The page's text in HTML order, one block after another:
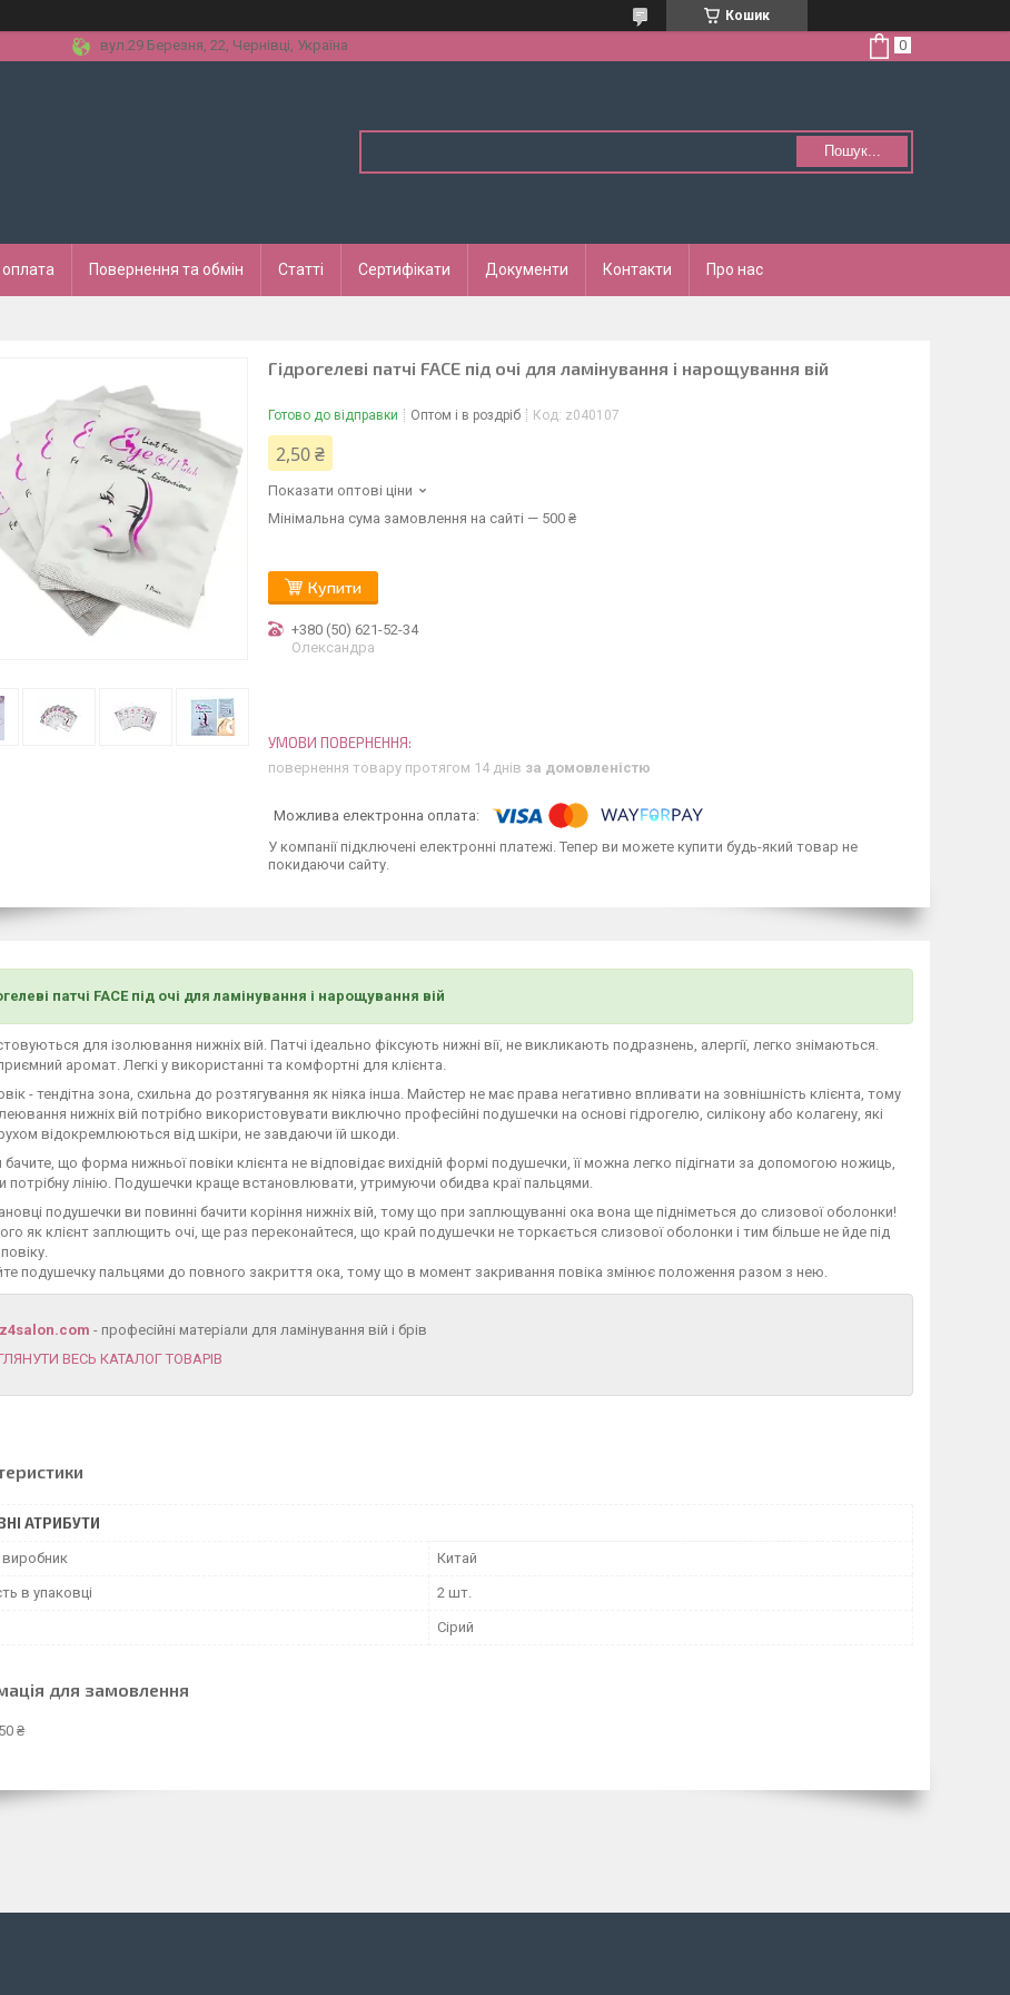
Кошик
вул.29 Березня, 22, Чернівці, Україна
Пошук...
Повернення та обмін Статті Сертифікати Документи Контакти Про нас
Гідрогелеві патчі FACE під очі для ламінування і нарощування вій
Готово до відправки Оптом і в роздріб Код: z040107
2,50 ₴
Показати оптові ціни
Мінімальна сума замовлення на сайті — 500 ₴
Купити
+380 (50) 621-52-34
Олександра
повернення товару протягом 14 днів за домовленістю
У компанії підключені електронні платежі. Тепер ви можете купити будь-який товар не
покидаючи сайту.
патчі FACE під очі для ламінування і нарощування вій
для ізолювання нижніх вій. Патчі ідеально фіксують нижні вії, не викликають подразнень, алергії, легко знімаються.
аромат. Легкі у використанні та комфортні для клієнта.
- тендітна зона, схильна до розтягування як ніяка інша. Майстер не має права негативно впливати на зовнішність клієнта, тому
нижніх вій потрібно використовувати виключно професійні подушечки на основі гідрогелю, силікону або колагену, які
відокремлюються від шкіри, не завдаючи їй шкоди.
що форма нижньої повіки клієнта не відповідає вихідній формі подушечки, її можна легко підігнати за допомогою ножиць,
потрібну лінію. Подушечки краще встановлювати, утримуючи обидва краї пальцями.
подушечки ви повинні бачити коріння нижніх вій, тому що при заплющуванні ока вона ще підніметься до слизової оболонки!
як клієнт заплющить очі, ще раз переконайтеся, що край подушечки не торкається слизової оболонки і тим більше не йде під
подушечку пальцями до повного закриття ока, тому що в момент закривання повіка змінює положення разом з нею.
- професійні матеріали для ламінування вій і брів
ВЕСЬ КАТАЛОГ ТОВАРІВ
АТРИБУТИ
виробник Китай
в упаковці 2 шт.
Сірий
для замовлення
₴